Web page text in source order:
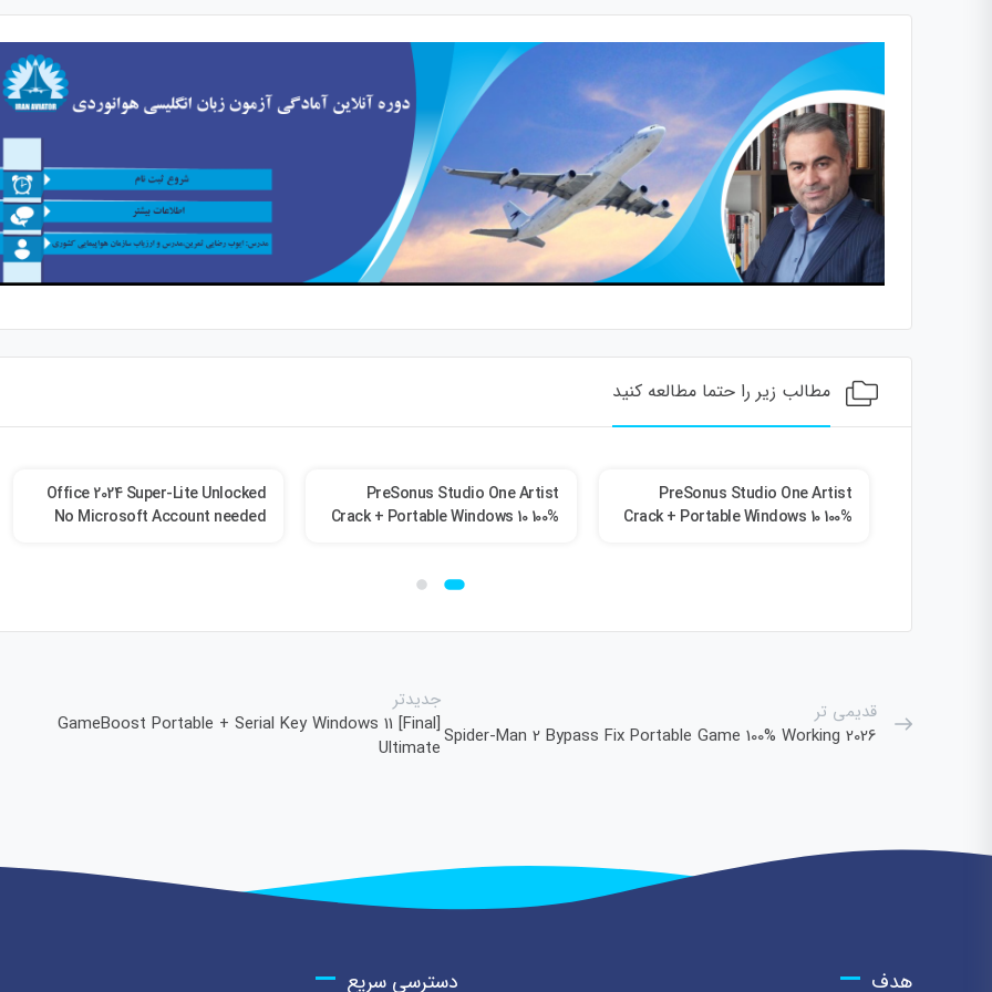
مطالب زیر را حتما مطالعه کنید
PreSonus Studio One Artist
Crack + Portable Windows 10 100%
PreSonus Studio One Artist
Crack + Portable Windows 10 100%
Office 2024 Super-Lite Unlocked
No Microsoft Account needed
قدیمی تر
Spider-Man 2 Bypass Fix Portable Game 100% Working 2026
جدیدتر
GameBoost Portable + Serial Key Windows 11 [Final]
Ultimate
هدف دسترسی سریع